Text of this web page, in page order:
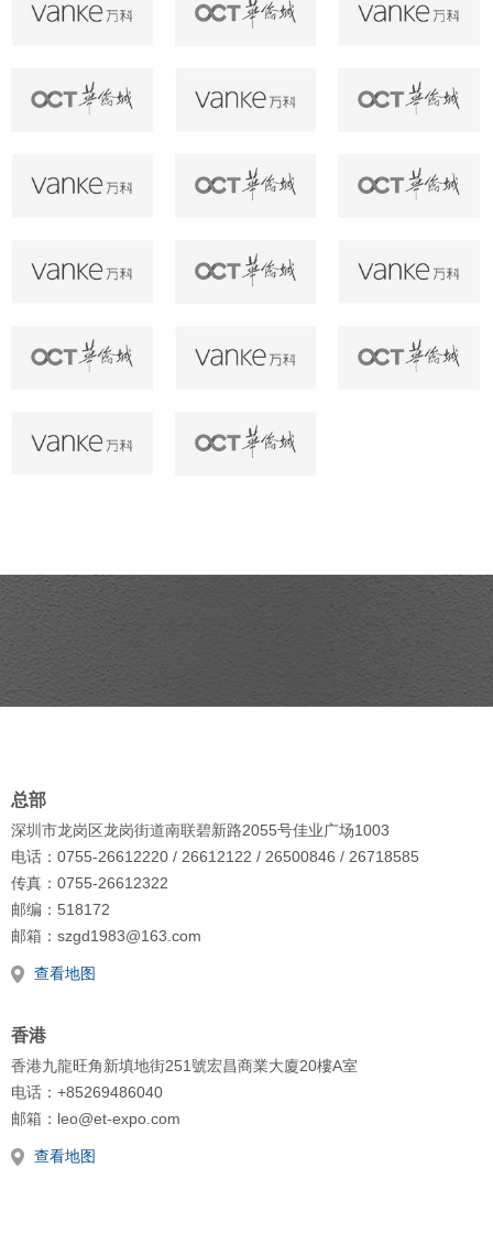
总部
深圳市龙岗区龙岗街道南联碧新路2055号佳业广场1003
电话：0755-26612220 / 26612122 / 26500846 / 26718585
传真：0755-26612322
邮编：518172
邮箱：szgd1983@163.com
查看地图
香港
香港九龍旺角新填地街251號宏昌商業大廈20樓A室
电话：+85269486040
邮箱：leo@et-expo.com
查看地图